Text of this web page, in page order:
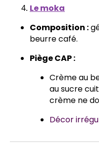
Le moka
Composition :
beurre café.
Piège CAP :
Crème au
au sucre
crème ne
Décor